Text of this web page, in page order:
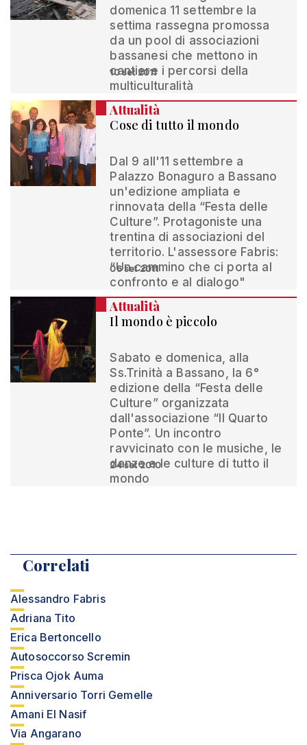
domenica 11 settembre la
settima rassegna promossa
da un pool di associazioni
bassanesi che mettono in
cantiere i percorsi della
multiculturalità
10 set 2011
Attualità
Cose di tutto il mondo
Dal 9 all'11 settembre a
Palazzo Bonaguro a Bassano
un'edizione ampliata e
rinnovata della “Festa delle
Culture”. Protagoniste una
trentina di associazioni del
territorio. L'assessore Fabris:
“Un cammino che ci porta al
confronto e al dialogo"
06 set 2011
Attualità
Il mondo è piccolo
Sabato e domenica, alla
Ss.Trinità a Bassano, la 6°
edizione della “Festa delle
Culture” organizzata
dall'associazione “Il Quarto
Ponte”. Un incontro
ravvicinato con le musiche, le
danze e le culture di tutto il
mondo
24 set 2010
Correlati
Alessandro Fabris
Adriana Tito
Erica Bertoncello
Autosoccorso Scremin
Prisca Ojok Auma
Anniversario Torri Gemelle
Amani El Nasif
Via Angarano